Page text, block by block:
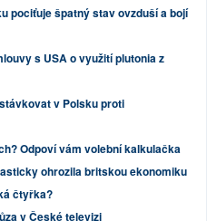
pociťuje špatný stav ovzduší a bojí
s USA o využití plutonia z
v Polsku proti
Odpoví vám volební kalkulačka
ohrozila britskou ekonomiku
čtyřka?
v České televizi